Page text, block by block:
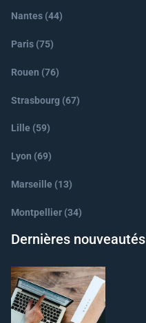
Nantes (44)
Paris (75)
Rouen (76)
Strasbourg (67)
Lille (59)
Lyon (69)
Marseille (13)
Montpellier (34)
Dernières nouveautés